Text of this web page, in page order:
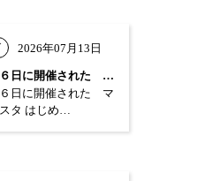
2026年07月13日
４月２５日、２６日に開催された マイフォ…
日に開催された マ
タ はじめ…